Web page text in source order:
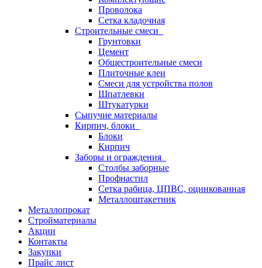
Проволока
Сетка кладочная
Строительные смеси
Грунтовки
Цемент
Общестроительные смеси
Плиточные клеи
Смеси для устройства полов
Шпатлевки
Штукатурки
Сыпучие материалы
Кирпич, блоки
Блоки
Кирпич
Заборы и ограждения
Столбы заборные
Профнастил
Сетка рабица, ЦПВС, оцинкованная
Металлоштакетник
Металлопрокат
Стройматериалы
Акции
Контакты
Закупки
Прайс лист